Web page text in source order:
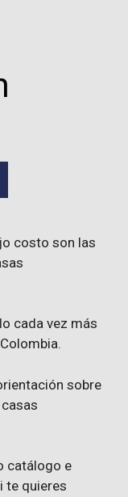
costo son las
cada vez más
sobre
catálogo e
te quieres